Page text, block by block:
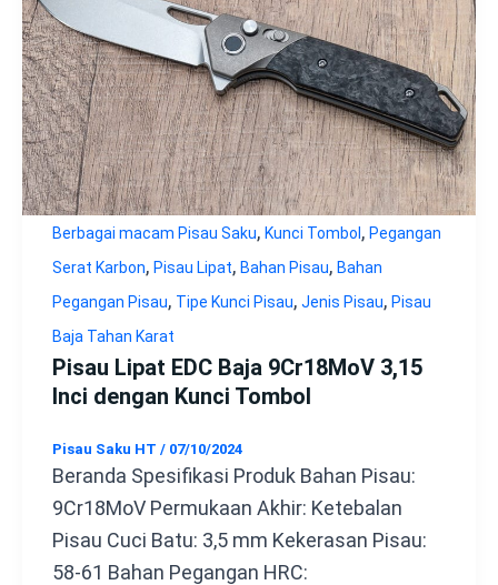
Berbagai macam Pisau Saku, Kunci Tombol, Pegangan
Serat Karbon, Pisau Lipat, Bahan Pisau, Bahan
Pegangan Pisau, Tipe Kunci Pisau, Jenis Pisau, Pisau
Baja Tahan Karat
Pisau Lipat EDC Baja 9Cr18MoV 3,15
Inci dengan Kunci Tombol
Pisau Saku HT / 07/10/2024
Beranda Spesifikasi Produk Bahan Pisau:
9Cr18MoV Permukaan Akhir: Ketebalan
Pisau Cuci Batu: 3,5 mm Kekerasan Pisau:
58-61 Bahan Pegangan HRC: